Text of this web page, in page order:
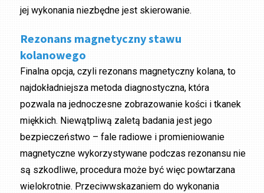
jej wykonania niezbędne jest skierowanie.
Rezonans magnetyczny stawu
kolanowego
Finalna opcja, czyli rezonans magnetyczny kolana, to
najdokładniejsza metoda diagnostyczna, która
pozwala na jednoczesne zobrazowanie kości i tkanek
miękkich. Niewątpliwą zaletą badania jest jego
bezpieczeństwo – fale radiowe i promieniowanie
magnetyczne wykorzystywane podczas rezonansu nie
są szkodliwe, procedura może być więc powtarzana
wielokrotnie. Przeciwwskazaniem do wykonania